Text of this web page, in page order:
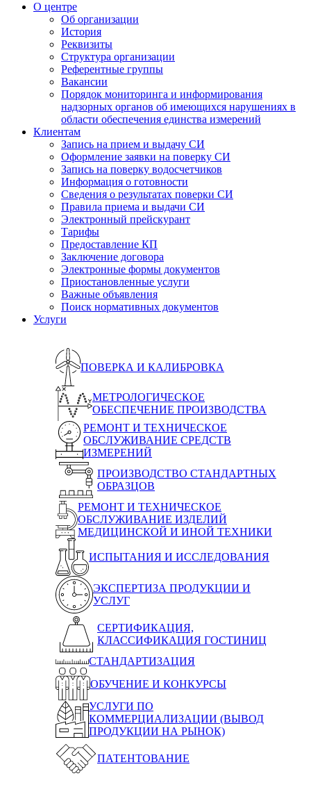
О центре
Об организации
История
Реквизиты
Структура организации
Референтные группы
Вакансии
Порядок мониторинга и информирования
надзорных органов об имеющихся нарушениях в
области обеспечения единства измерений
Клиентам
Запись на прием и выдачу СИ
Оформление заявки на поверку СИ
Запись на поверку водосчетчиков
Информация о готовности
Сведения о результатах поверки СИ
Правила приема и выдачи СИ
Электронный прейскурант
Тарифы
Предоставление КП
Заключение договора
Электронные формы документов
Приостановленные услуги
Важные объявления
Поиск нормативных документов
Услуги
ПОВЕРКА И КАЛИБРОВКА
МЕТРОЛОГИЧЕСКОЕ
ОБЕСПЕЧЕНИЕ ПРОИЗВОДСТВА
РЕМОНТ И ТЕХНИЧЕСКОЕ
ОБСЛУЖИВАНИЕ СРЕДСТВ
ИЗМЕРЕНИЙ
ПРОИЗВОДСТВО СТАНДАРТНЫХ
ОБРАЗЦОВ
РЕМОНТ И ТЕХНИЧЕСКОЕ
ОБСЛУЖИВАНИЕ ИЗДЕЛИЙ
МЕДИЦИНСКОЙ И ИНОЙ ТЕХНИКИ
ИСПЫТАНИЯ И ИССЛЕДОВАНИЯ
ЭКСПЕРТИЗА ПРОДУКЦИИ И
УСЛУГ
СЕРТИФИКАЦИЯ,
КЛАССИФИКАЦИЯ ГОСТИНИЦ
СТАНДАРТИЗАЦИЯ
ОБУЧЕНИЕ И КОНКУРСЫ
УСЛУГИ ПО
КОММЕРЦИАЛИЗАЦИИ (ВЫВОД
ПРОДУКЦИИ НА РЫНОК)
ПАТЕНТОВАНИЕ